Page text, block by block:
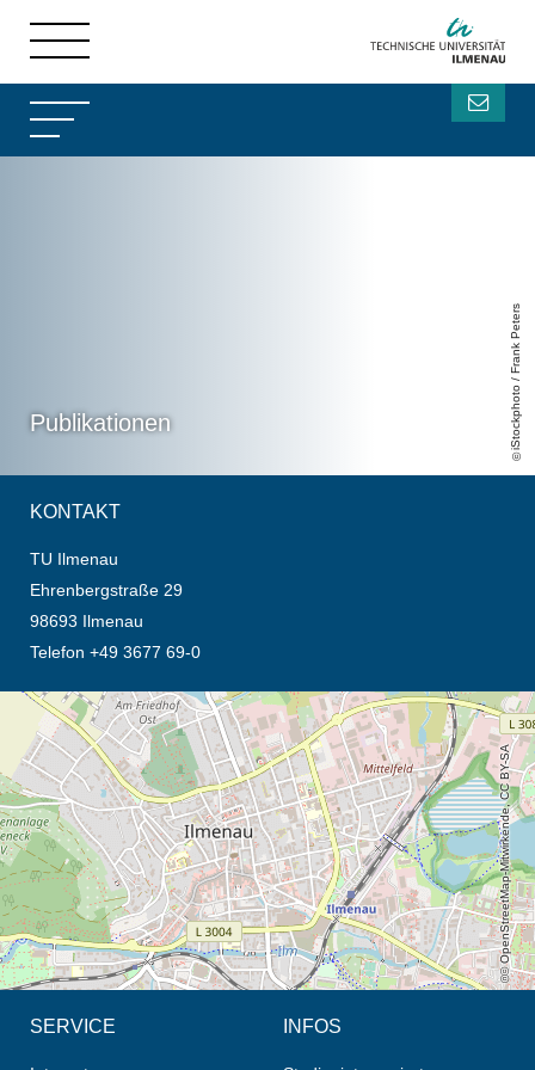
Kommunikation der TU Ilmenau
Publikationen des Fachgebiets
Zuverlässige Maschine-zu-Maschine-Kommunikation der TU Ilmenau
Publikationen iStockphoto / Frank Peters
KONTAKT
TU Ilmenau
Ehrenbergstraße 29
98693 Ilmenau
Telefon +49 3677 69-0
Öffnet die Anfahrtsbeschreibung in neuem Tab (Karte)
© OpenStreetMap-Mitwirkende, CC BY-SA
SERVICE INFOS